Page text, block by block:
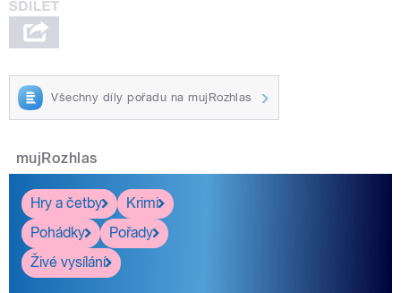
Všechny díly pořadu na mujRozhlas
mujRozhlas
Hry a četby
Krimi
Pohádky
Pořady
Živé vysílání